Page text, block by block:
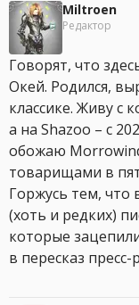
Miltroen
Редактор
Говорят, что
Окей. Родился,
классике. Живу с
а на Shazoo – с
обожаю
товарищами в
Горжусь тем, что
(хоть и редких)
которые
в пересказ пресс-